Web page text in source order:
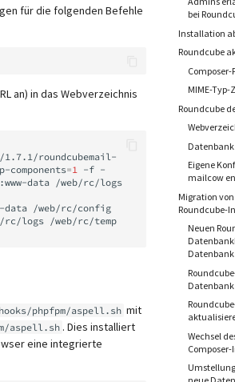
bei
Installation
Roundcube
MIME-
Roundcube
Eigene
mailcow
Migration
Roundcube-
Neuen
Wechsel
für die folgenden Befehle
an) in das Webverzeichnis
roundcubemail-
=1 -f -
data /web/rc/logs
data /web/rc/config
rc/logs /web/rc/temp
phpfpm/aspell.sh mit
aspell.sh . Dies installiert
eine integrierte